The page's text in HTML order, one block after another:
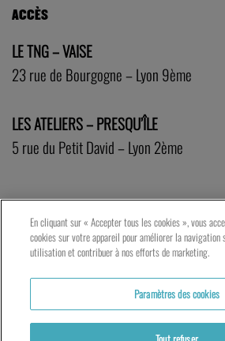
ACCÈS
LE TNG – VAISE
23 rue de Bourgogne – Lyon 9ème
LES ATELIERS – PRESQU’ÎLE
5 rue du Petit David – Lyon 2ème
En cliquant sur « Accepter tous les cookies », vous
cookies sur votre appareil pour améliorer la navigation
utilisation et contribuer à nos efforts de marketing.
Paramètres des cookies